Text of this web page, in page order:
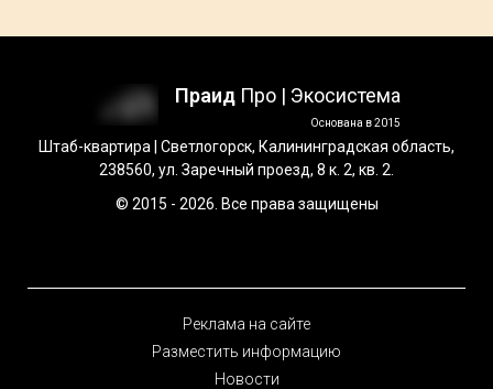
Праид Про | Экосистема
Основана в 2015
Штаб-квартира | Светлогорск, Калининградская область,
238560, ул. Заречный проезд, 8 к. 2, кв. 2.
© 2015 - 2026. Все права защищены
Реклама на сайте
Разместить информацию
Новости